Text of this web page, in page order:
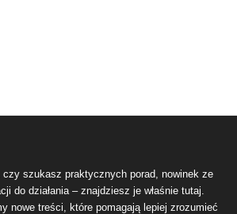
czy szukasz praktycznych porad, nowinek ze
do działania – znajdziesz je właśnie tutaj.
nowe treści, które pomagają lepiej zrozumieć